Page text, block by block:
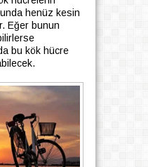
henüz kesin
Eğer bunun
bu kök hücre